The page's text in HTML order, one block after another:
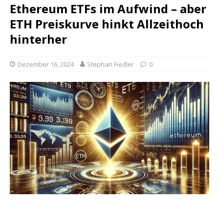
Ethereum ETFs im Aufwind – aber
ETH Preiskurve hinkt Allzeithoch
hinterher
Dezember 16, 2024 Stephan Fiedler 0